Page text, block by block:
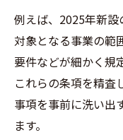
例えば、2025年新設
対象となる事業の範
要件などが細かく規
これらの条項を精査
事項を事前に洗い出
ます。